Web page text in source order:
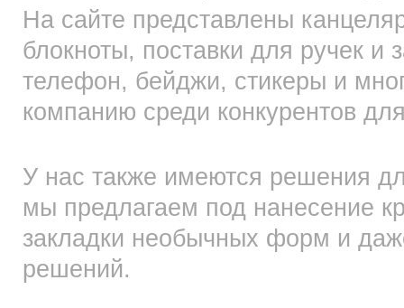
На сайте представлены
блокноты, поставки для ручек и
телефон, бейджи, стикеры и
компанию среди конкурентов
У нас также имеются решения
мы предлагаем под нанесение
закладки необычных форм и
решений.